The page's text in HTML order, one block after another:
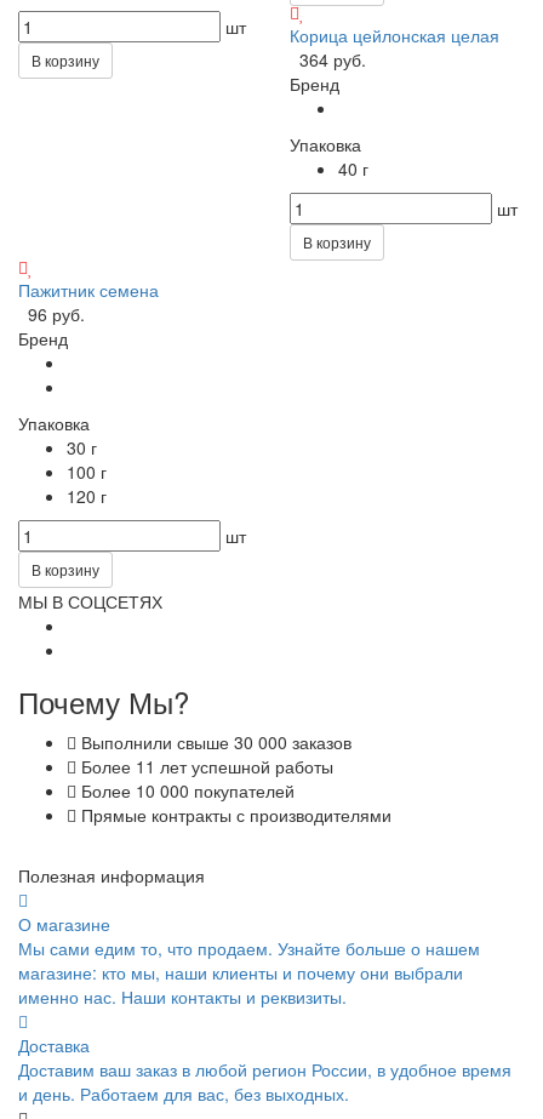
шт
В корзину
Корица цейлонская целая
364 руб.
Бренд
Упаковка
40 г
шт
В корзину
Пажитник семена
96 руб.
Бренд
Упаковка
30 г
100 г
120 г
шт
В корзину
МЫ В СОЦСЕТЯХ
Почему Мы?
Выполнили свыше 30 000 заказов
Более 11 лет успешной работы
Более 10 000 покупателей
Прямые контракты с производителями
Полезная информация
О магазине
Мы сами едим то, что продаем. Узнайте больше о нашем
магазине: кто мы, наши клиенты и почему они выбрали
именно нас. Наши контакты и реквизиты.
Доставка
Доставим ваш заказ в любой регион России, в удобное время
и день. Работаем для вас, без выходных.